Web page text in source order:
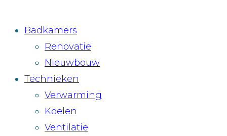
Badkamers
Renovatie
Nieuwbouw
Technieken
Verwarming
Koelen
Ventilatie